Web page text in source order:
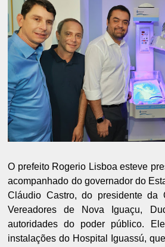
O prefeito Rogerio Lisboa esteve
acompanhado do governador do
Cláudio Castro, do presidente da
Vereadores de Nova Iguaçu,
autoridades do poder público.
instalações do Hospital Iguassú,